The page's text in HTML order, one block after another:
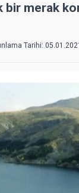
bir merak
Tarihi: